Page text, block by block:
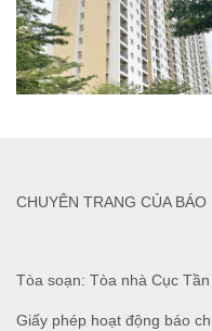
Tòa soạn: Tòa nhà Cục
Giấy phép hoạt động báo
CHUYÊN TRANG CỦA BÁO